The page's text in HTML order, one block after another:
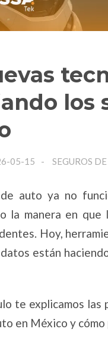
los
05-15 SEGUROS
auto ya no
la manera en que
Hoy,
están
te explicamos
en México y